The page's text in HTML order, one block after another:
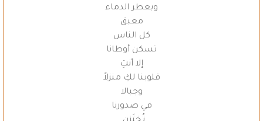
وبعطر الدماء
معبق
كل الناس
تسكن أوطانا
إلا أنتِ
قلوبنا لكِ منزلاً
وجبالا
في صدورنا